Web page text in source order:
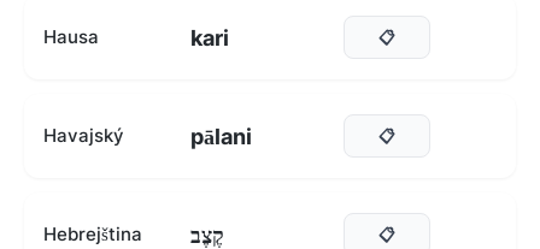
Hausa kari 📋
Havajský pālani 📋
Hebrejština קֶצֶב 📋